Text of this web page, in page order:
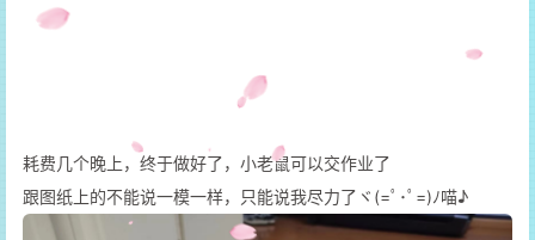
耗费几个晚上，终于做好了，小老鼠可以交作业了
跟图纸上的不能说一模一样，只能说我尽力了ヾ(=ﾟ･ﾟ=)ﾉ喵♪